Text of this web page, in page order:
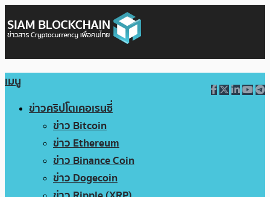
เมนู
ข่าวคริปโตเคอเรนซี่
ข่าว Bitcoin
ข่าว Ethereum
ข่าว Binance Coin
ข่าว Dogecoin